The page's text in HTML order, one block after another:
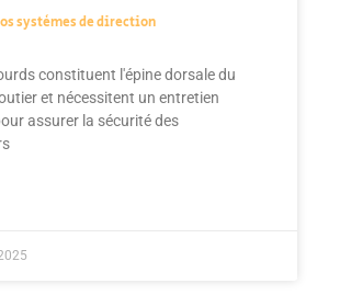
systèmes de direction
constituent l'épine dorsale du
et nécessitent un entretien
assurer la sécurité des